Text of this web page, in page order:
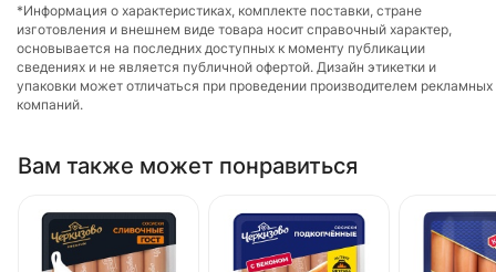
*Информация о характеристиках, комплекте поставки, стране
изготовления и внешнем виде товара носит справочный характер,
основывается на последних доступных к моменту публикации
сведениях и не является публичной офертой. Дизайн этикетки и
упаковки может отличаться при проведении производителем рекламных
компаний.
Вам также может понравиться